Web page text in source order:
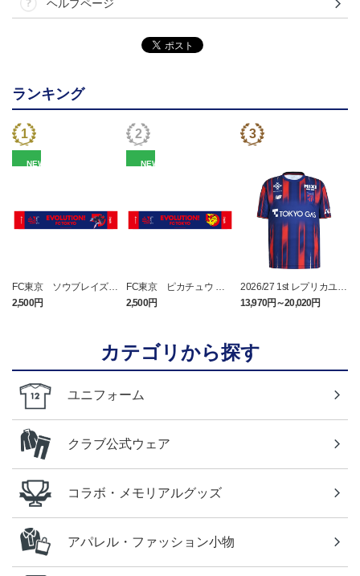
ヘルプページ
ランキング
NEW
FC東京 ソウブレイズ
タオルマフラー
2,500円
NEW
FC東京 ピカチュウ タ
オルマフラー
2,500円
2026/27 1st レプリカユニ
フォーム 半袖
13,970円～20,020円
カテゴリから探す
ユニフォーム
クラブ公式ウェア
コラボ・メモリアルグッズ
アパレル・ファッション小物